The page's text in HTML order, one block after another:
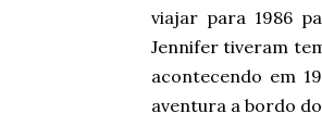
viajar para 1986
Jennifer tiveram
acontecendo em
aventura a bordo